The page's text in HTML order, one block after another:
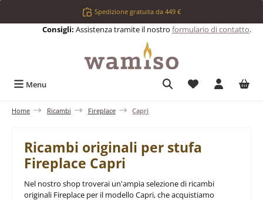
Passa al contenuto principaleSpedizione gratuita da 449 €
Consigli: Assistenza tramite il nostro formulario di contatto.
Menu Hai 0 articoli
Home Ricambi Fireplace Capri
Ricambi originali per stufa
Fireplace Capri
Nel nostro shop troverai un'ampia selezione di ricambi
originali Fireplace per il modello Capri, che acquistiamo